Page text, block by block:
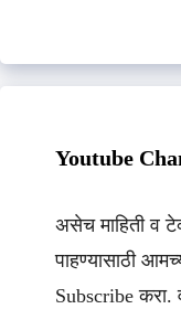
Youtube
असेच माहिती व
पाहण्यासाठी
Subscribe